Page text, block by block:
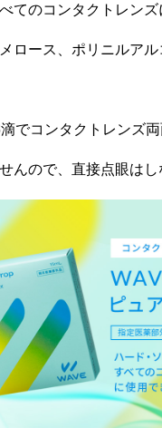
てのコンタクトレンズ
ロース、ポリニルアル
でコンタクトレンズ
んので、直接点眼はし